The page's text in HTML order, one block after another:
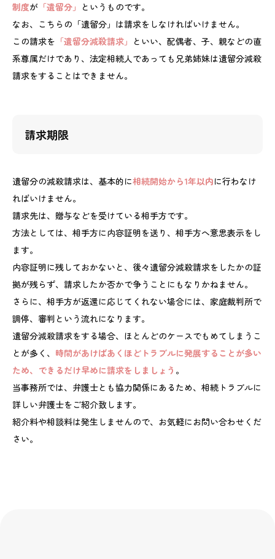
制度が 「遺留分」 というものです。
なお、こちらの「遺留分」は請求をしなければいけません。
この請求を 「遺留分減殺請求」 といい、配偶者、子、親などの直
系尊属だけであり、法定相続人であっても兄弟姉妹は遺留分減殺
請求をすることはできません。
請求期限
遺留分の減殺請求は、基本的に相続開始から1年以内に行わなけ
ればいけません。
請求先は、贈与などを受けている相手方です。
方法としては、相手方に内容証明を送り、相手方へ意思表示をし
ます。
内容証明に残しておかないと、後々遺留分減殺請求をしたかの証
拠が残らず、請求したか否かで争うことにもなりかねません。
さらに、相手方が返還に応じてくれない場合には、家庭裁判所で
調停、審判という流れになります。
遺留分減殺請求をする場合、ほとんどのケースでもめてしまうこ
とが多く、 時間があけばあくほどトラブルに発展することが多い
ため、できるだけ早めに請求をしましょう 。
当事務所では、弁護士とも協力関係にあるため、相続トラブルに
詳しい弁護士をご紹介致します。
紹介料や相談料は発生しませんので、お気軽にお問い合わせくだ
さい。